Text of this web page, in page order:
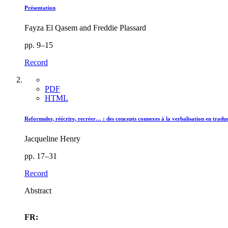
Présentation
Fayza El Qasem and Freddie Plassard
pp. 9–15
Record
PDF
HTML
Reformuler, réécrire, recréer… : des concepts connexes à la verbalisation en
Jacqueline Henry
pp. 17–31
Record
Abstract
FR: